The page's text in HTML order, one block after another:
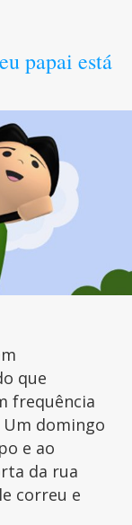
papai está
que
frequência
Um domingo
e ao
da rua
correu e